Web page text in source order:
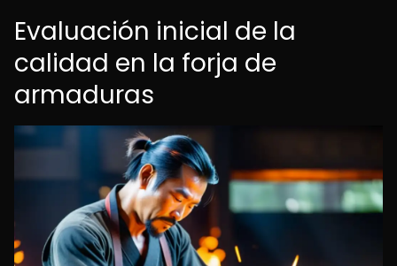
Evaluación inicial de la
calidad en la forja de
armaduras